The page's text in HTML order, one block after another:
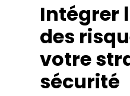
Intégrer
des
votre
sécurité